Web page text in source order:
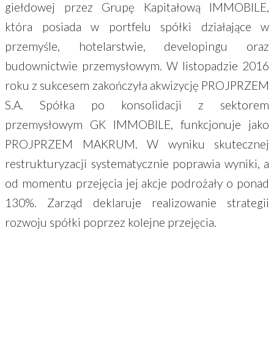
giełdowej przez Grupę Kapitałową IMMOBILE,
która posiada w portfelu spółki działające w
przemyśle, hotelarstwie, developingu oraz
budownictwie przemysłowym. W listopadzie 2016
roku z sukcesem zakończyła akwizycję PROJPRZEM
S.A. Spółka po konsolidacji z sektorem
przemysłowym GK IMMOBILE, funkcjonuje jako
PROJPRZEM MAKRUM. W wyniku skutecznej
restrukturyzacji systematycznie poprawia wyniki, a
od momentu przejęcia jej akcje podrożały o ponad
130%. Zarząd deklaruje realizowanie strategii
rozwoju spółki poprzez kolejne przejęcia.